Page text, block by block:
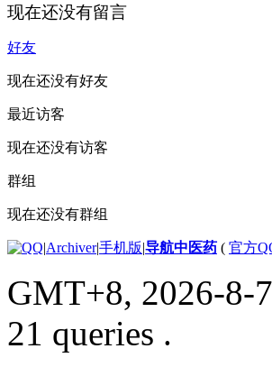
现在还没有留言
好友
现在还没有好友
最近访客
现在还没有访客
群组
现在还没有群组
|Archiver|手机版|导航中医药 ( 官方
GMT+8, 2026-8-
21 queries .